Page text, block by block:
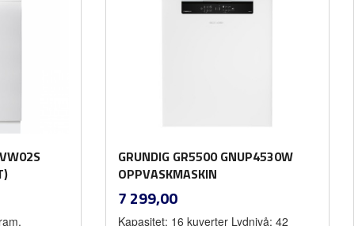
GRUNDIG GR5500 GNUP4530W
OPPVASKMASKIN
Pris
7 299,00mva.
Kapasitet: 16 kuverter Lydnivå: 42